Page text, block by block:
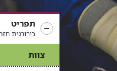
תפריט
כירורגית
צוות